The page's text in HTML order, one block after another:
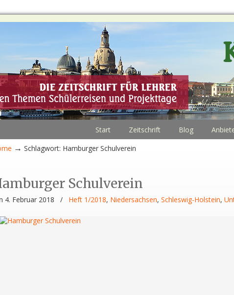
Start Zeitschrift Blog
→ Schlagwort: Hamburger Schulverein
Schulverein
4. Februar 2018 / Heft 1/2018, Niedersachsen, Schleswig-Holstein,